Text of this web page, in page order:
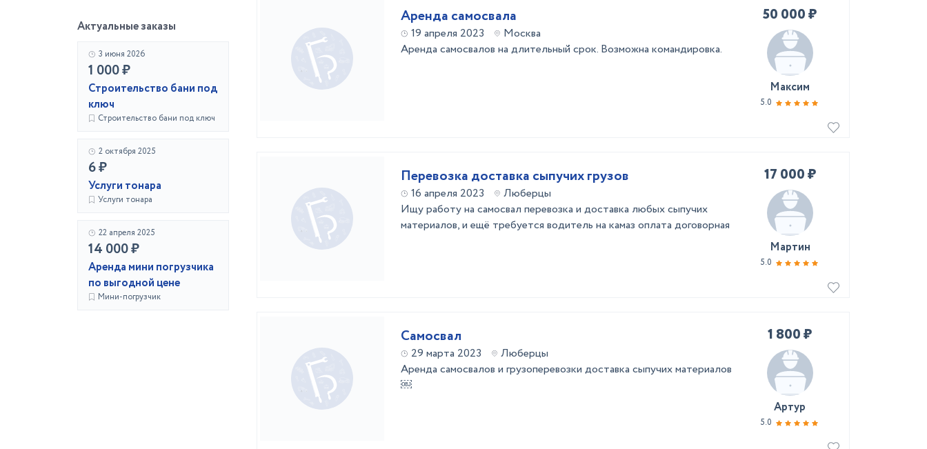
Актуальные заказы
3 июня 2026
1 000 ₽
Строительство бани под
ключ
Строительство бани под ключ
2 октября 2025
6 ₽
Услуги тонара
Услуги тонара
22 апреля 2025
14 000 ₽
Аренда мини погрузчика
по выгодной цене
Мини-погрузчик
Аренда самосвала
19 апреля 2023
Москва
Аренда самосвалов на длительный срок. Возможна командировка.
50 000 ₽
Максим
5.0
Перевозка доставка сыпучих грузов
16 апреля 2023
Люберцы
Ищу работу на самосвал перевозка и доставка любых сыпучих
материалов, и ещё требуется водитель на камаз оплата договорная
17 000 ₽
Мартин
5.0
Самосвал
29 марта 2023
Люберцы
Аренда самосвалов и грузоперевозки доставка сыпучих материалов
￼
1 800 ₽
Артур
5.0